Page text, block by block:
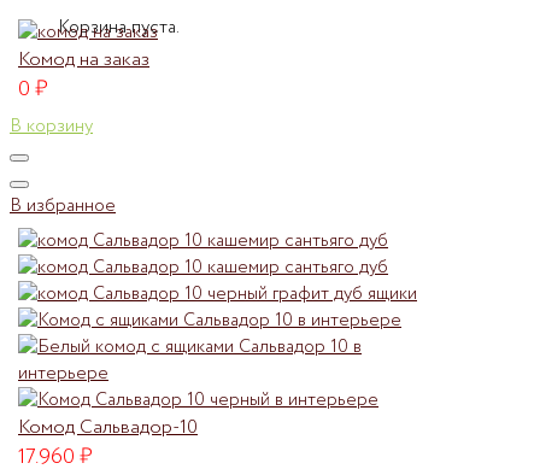
Корзина пуста.
Комод на заказ
0₽
В корзину
В избранное
Комод Сальвадор-10
17.960₽